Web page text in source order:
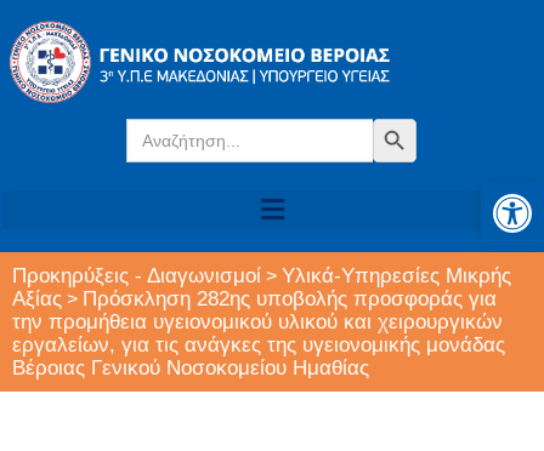
Search
for:
Search Button
Προκηρύξεις - Διαγωνισμοί > Υλικά-Υπηρεσίες Μικρής
Αξίας > Πρόσκληση 282ης υποβολής προσφοράς για
την προμήθεια υγειονομικού υλικού και χειρουργικών
εργαλείων, για τις ανάγκες της υγειονομικής μονάδας
Βέροιας Γενικού Νοσοκομείου Ημαθίας